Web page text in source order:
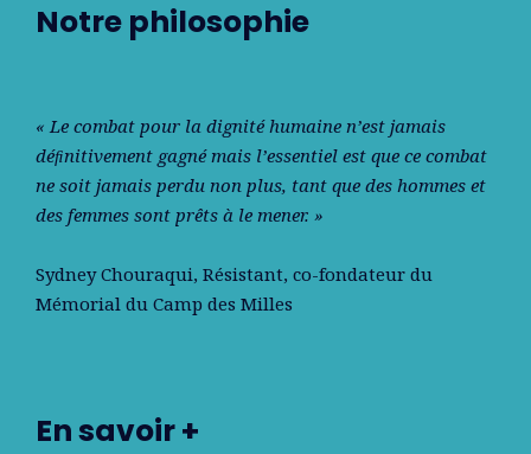
Notre philosophie
« Le combat pour la dignité humaine n’est jamais
déﬁnitivement gagné mais l’essentiel est que ce combat
ne soit jamais perdu non plus, tant que des hommes et
des femmes sont prêts à le mener. »
Sydney Chouraqui, Résistant, co-fondateur du
Mémorial du Camp des Milles
En savoir +